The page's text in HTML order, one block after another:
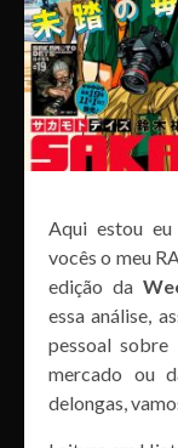
Aqui estou
vocês o meu
edição da
essa análise,
pessoal sobre
mercado ou
delongas,